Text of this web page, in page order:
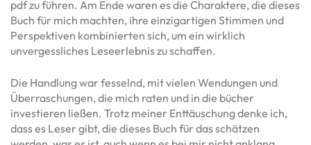
pdf zu führen. Am Ende waren es die Charaktere, die dieses
Buch für mich machten, ihre einzigartigen Stimmen und
Perspektiven kombinierten sich, um ein wirklich
unvergessliches Leseerlebnis zu schaffen.
Die Handlung war fesselnd, mit vielen Wendungen und
Überraschungen, die mich raten und in die bücher
investieren ließen. Trotz meiner Enttäuschung denke ich,
dass es Leser gibt, die dieses Buch für das schätzen